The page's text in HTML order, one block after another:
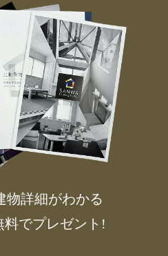
物詳細がわかる
料でプレゼント!